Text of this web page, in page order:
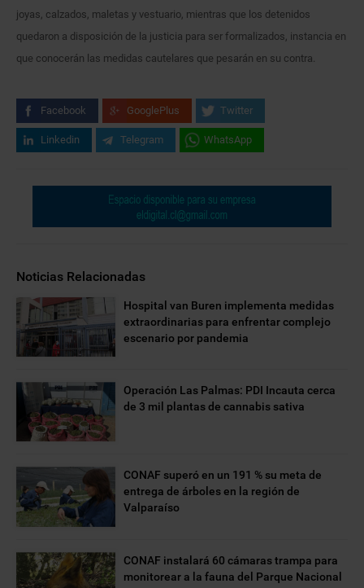
joyas, calzados, maletas y vestuario, mientras que los detenidos
quedaron a disposición de la justicia para ser formalizados, instancia en
que conocerán las medidas cautelares que pesarán en su contra.
Facebook GooglePlus Twitter
Linkedin Telegram WhatsApp
Noticias Relacionadas
Hospital van Buren implementa medidas
extraordinarias para enfrentar complejo
escenario por pandemia
Operación Las Palmas: PDI Incauta cerca
de 3 mil plantas de cannabis sativa
CONAF superó en un 191 % su meta de
entrega de árboles en la región de
Valparaíso
CONAF instalará 60 cámaras trampa para
monitorear a la fauna del Parque Nacional